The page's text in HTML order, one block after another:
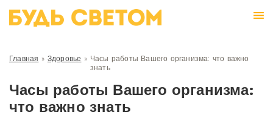
Главная » Здоровье » Часы работы Вашего организма: что важно
знать
Часы работы Вашего организма:
что важно знать